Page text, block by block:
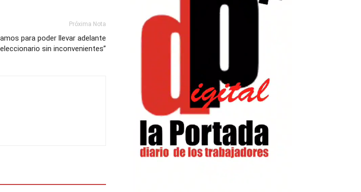
Próxima Nota
para poder llevar adelante
sin inconvenientes”